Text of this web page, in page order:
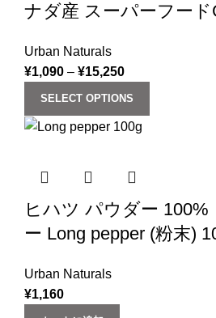
ナダ産 スーパーフード
Urban Naturals
¥1,090 – ¥15,250
SELECT OPTIONS
ヒハツ パウダー
ー Long pepper (粉末)
Urban Naturals
¥1,160